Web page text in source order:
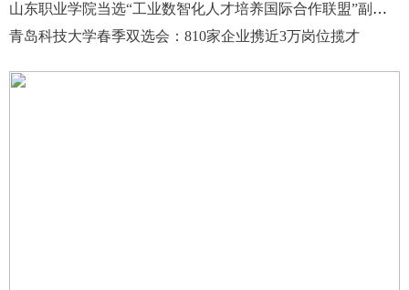
山东职业学院当选“工业数智化人才培养国际合作联盟”副理事长单位
青岛科技大学春季双选会：810家企业携近3万岗位揽才